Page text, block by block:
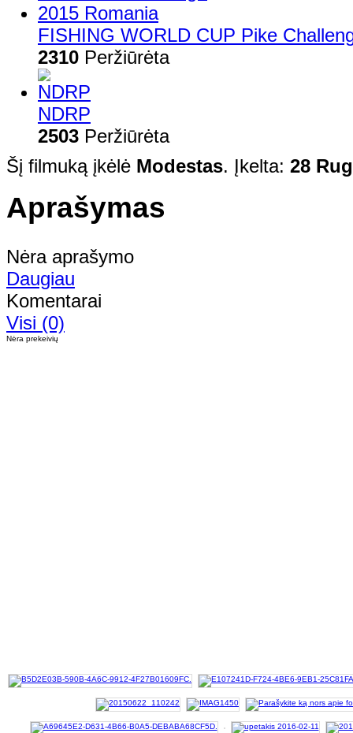
FISHING WORLD CUP Pike
2310 Peržiūrėta
NDRP
2503 Peržiūrėta
Šį filmuką įkėlė Modestas. Įkelta: 28
Aprašymas
Nėra aprašymo
Daugiau
Komentarai
Visi (0)
Nėra prekeivių